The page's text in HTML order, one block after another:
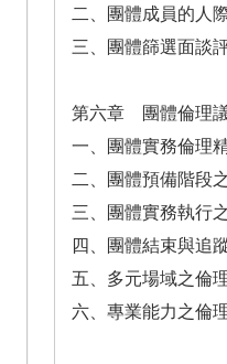
二、團體成員的人
三、團體篩選面談
第六章 團體倫理
一、團體實務倫理
二、團體預備階段
三、團體實務執行
四、團體結束與追
五、多元場域之倫
六、專業能力之倫